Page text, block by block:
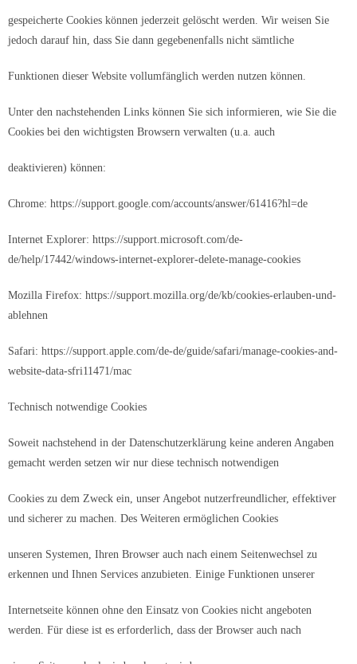
gespeicherte Cookies können jederzeit gelöscht werden. Wir weisen Sie
jedoch darauf hin, dass Sie dann gegebenenfalls nicht sämtliche
Funktionen dieser Website vollumfänglich werden nutzen können.
Unter den nachstehenden Links können Sie sich informieren, wie Sie die
Cookies bei den wichtigsten Browsern verwalten (u.a. auch
deaktivieren) können:
Chrome: https://support.google.com/accounts/answer/61416?hl=de
Internet Explorer: https://support.microsoft.com/de-
de/help/17442/windows-internet-explorer-delete-manage-cookies
Mozilla Firefox: https://support.mozilla.org/de/kb/cookies-erlauben-und-
ablehnen
Safari: https://support.apple.com/de-de/guide/safari/manage-cookies-and-
website-data-sfri11471/mac
Technisch notwendige Cookies
Soweit nachstehend in der Datenschutzerklärung keine anderen Angaben
gemacht werden setzen wir nur diese technisch notwendigen
Cookies zu dem Zweck ein, unser Angebot nutzerfreundlicher, effektiver
und sicherer zu machen. Des Weiteren ermöglichen Cookies
unseren Systemen, Ihren Browser auch nach einem Seitenwechsel zu
erkennen und Ihnen Services anzubieten. Einige Funktionen unserer
Internetseite können ohne den Einsatz von Cookies nicht angeboten
werden. Für diese ist es erforderlich, dass der Browser auch nach